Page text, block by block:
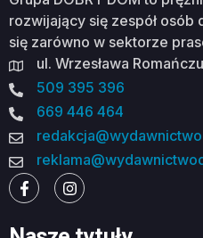
rozwijający się zespół osób
się zarówno w sektorze
ul. Wrzesława
509 395 396
669 446 464